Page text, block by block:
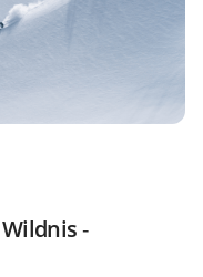
-